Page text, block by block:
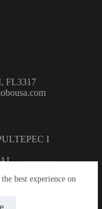
best experience on
FL3317
I